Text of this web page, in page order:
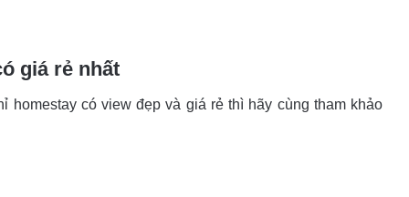
giá rẻ nhất
homestay có view đẹp và giá rẻ thì hãy cùng tham khảo